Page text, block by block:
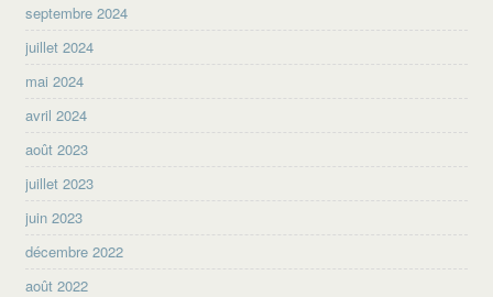
septembre 2024
juillet 2024
mai 2024
avril 2024
août 2023
juillet 2023
juin 2023
décembre 2022
août 2022